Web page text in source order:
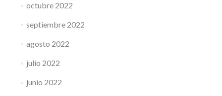
octubre 2022
septiembre 2022
agosto 2022
julio 2022
junio 2022